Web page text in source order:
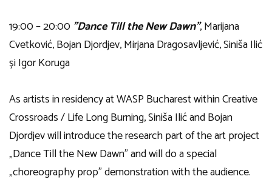
19:00 – 20:00 ”Dance Till the New Dawn”, Marijana
Cvetković, Bojan Djordjev, Mirjana Dragosavljević, Siniša Ilić
și Igor Koruga
As artists in residency at WASP Bucharest within Creative
Crossroads / Life Long Burning, Siniša Ilić and Bojan
Djordjev will introduce the research part of the art project
„Dance Till the New Dawn” and will do a special
„choreography prop” demonstration with the audience.